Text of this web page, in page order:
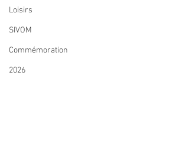
Loisirs
SIVOM
Commémoration
2026